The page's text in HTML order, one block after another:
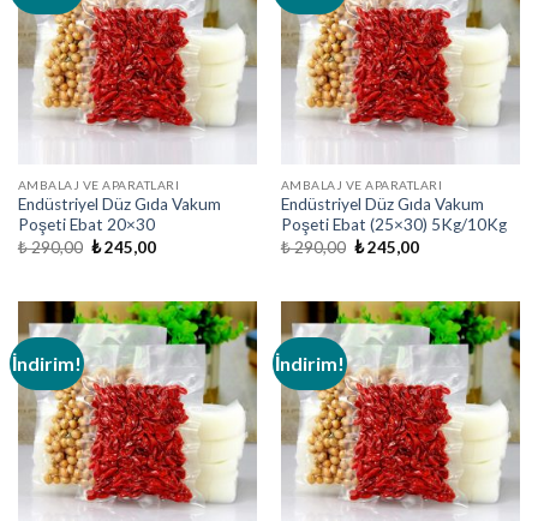
AMBALAJ VE APARATLARI
Endüstriyel Düz Gıda Vakum
Poşeti Ebat 20×30
₺290,00 Orijinal
₺245,00Şu
AMBALAJ VE APARATLARI
Endüstriyel Düz Gıda Vakum
Poşeti Ebat (25×30) 5Kg/10Kg
₺290,00 Orijinal
₺245,00Şu
İndirim! İndirim!